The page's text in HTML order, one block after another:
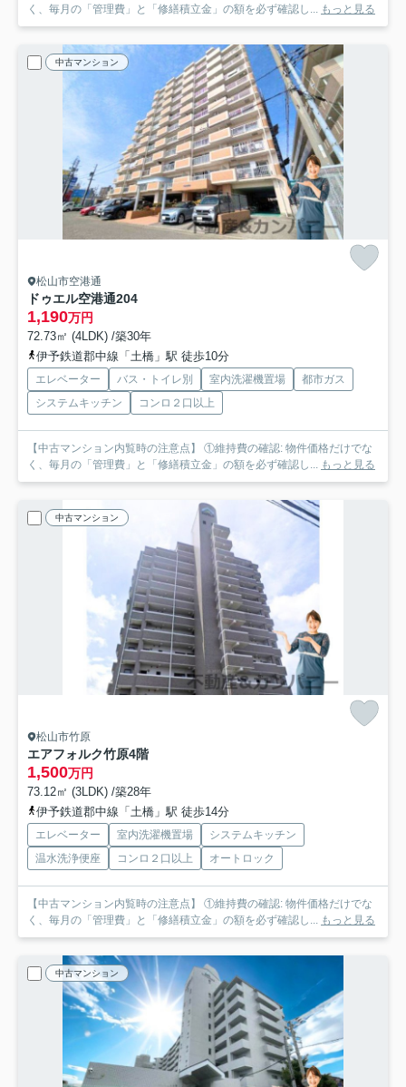
く、毎月の「管理費」と「修繕積立金」の額を必ず確認し...
もっと見る
中古マンション
松山市空港通
ドゥエル空港通204
1,190万円
72.73㎡ (4LDK) /築30年
伊予鉄道郡中線「土橋」駅 徒歩10分
エレベーター バス・トイレ別 室内洗濯機置場
都市ガス
システムキッチン
コンロ２口以上
【中古マンション内覧時の注意点】 ①維持費の確認: 物件価格だけでな
く、毎月の「管理費」と「修繕積立金」の額を必ず確認し...
もっと見る
中古マンション
松山市竹原
エアフォルク竹原4階
1,500万円
73.12㎡ (3LDK) /築28年
伊予鉄道郡中線「土橋」駅 徒歩14分
エレベーター 室内洗濯機置場
システムキッチン
温水洗浄便座
コンロ２口以上 オートロック
【中古マンション内覧時の注意点】 ①維持費の確認: 物件価格だけでな
く、毎月の「管理費」と「修繕積立金」の額を必ず確認し... もっと見る
中古マンション